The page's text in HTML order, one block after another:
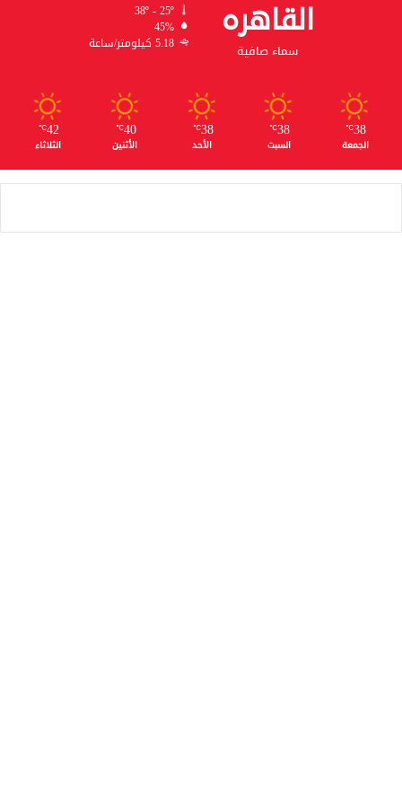
القاهره
سماء صافية
38º - 25º
45%
5.18 كيلومتر/ساعة
38
℃
الجمعة
38
℃
السبت
38
℃
الأحد
40
℃
الأثنين
42
℃
الثلاثاء